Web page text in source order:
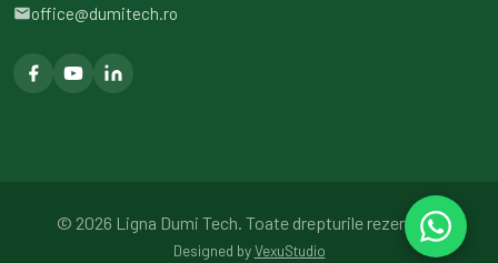
office@dumitech.ro
© 2026 Ligna Dumi Tech. Toate drepturile rezervate.
Designed byVexuStudio